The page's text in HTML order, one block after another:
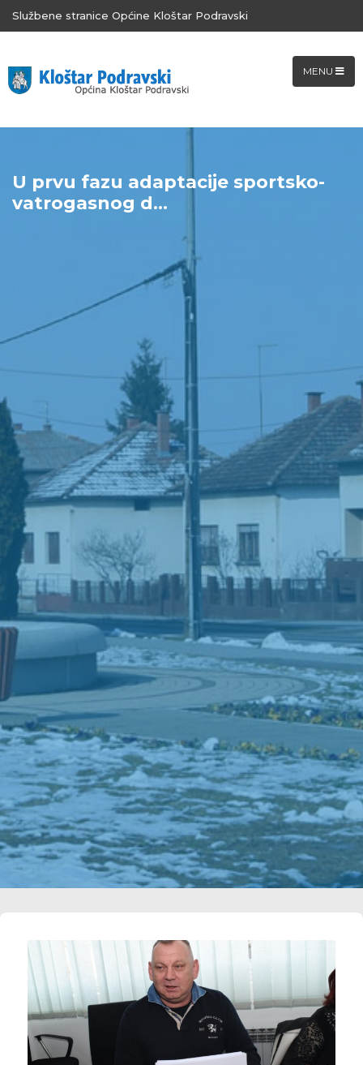
Službene stranice Općine Kloštar Podravski
MENU
U prvu fazu adaptacije sportsko-
vatrogasnog d...